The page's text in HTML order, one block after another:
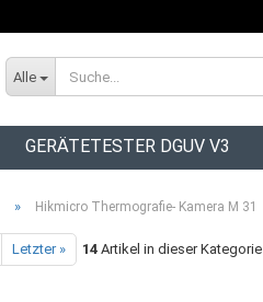
Alle
GERÄTETESTER DGUV V3
» Hikmicro Thermografie- Kamera M 31
Letzter » 14 Artikel in dieser Kategorie